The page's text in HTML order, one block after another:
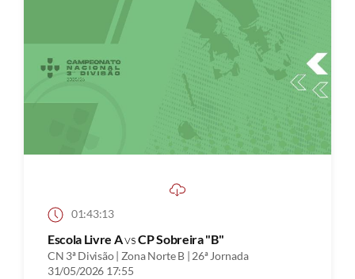
01:43:13
Escola Livre AvsCP Sobreira "B"
CN 3ª Divisão | Zona Norte B | 26ª Jornada
31/05/2026 17:55